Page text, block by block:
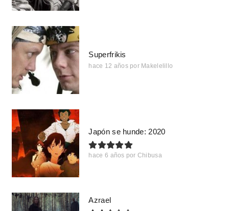
Superfrikis
hace 12 años por Makelelillo
Japón se hunde: 2020
hace 6 años por Chibusa
Azrael